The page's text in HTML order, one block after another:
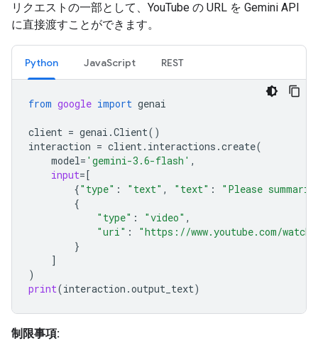
リクエストの一部として、YouTube の URL を Gemini API
に直接渡すことができます。
Python JavaScript REST
from google import genai
client = genai .Client()
interaction = client. interactions .create(
model= 'gemini-3.6-flash' ,
input=[
{"type" : "text" , "text" :
"Please
{
"type" : "video" ,
"uri" :
"https://www.youtube.com/
}
]
)
print(interaction .output_text)
制限事項: